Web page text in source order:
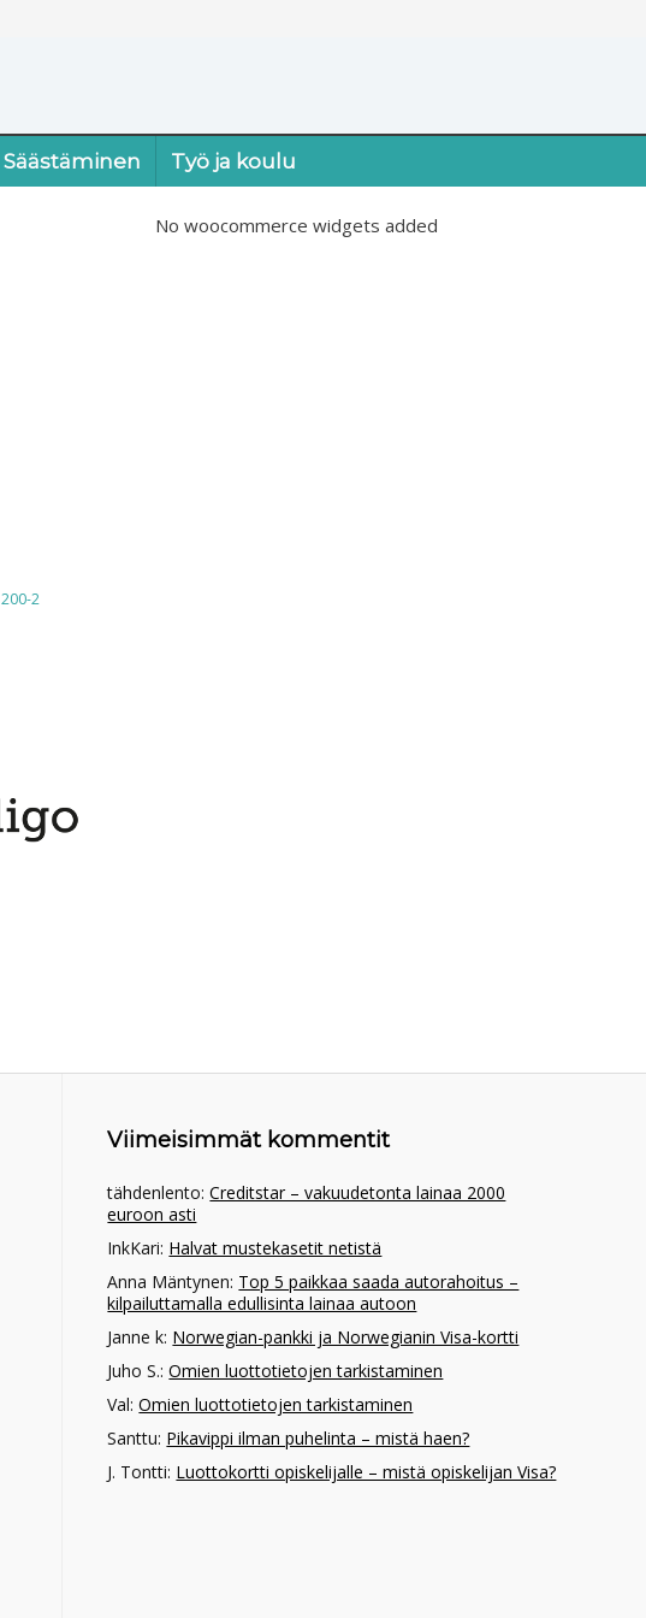
Säästäminen Työ ja koulu
200-2
No woocommerce widgets added
Viimeisimmät kommentit
tähdenlento:Creditstar – vakuudetonta lainaa 2000
euroon asti
InkKari: Halvat mustekasetit netistä
Anna Mäntynen: Top 5 paikkaa saada autorahoitus –
kilpailuttamalla edullisinta lainaa autoon
Janne k: Norwegian-pankki ja Norwegianin Visa-kortti
Juho S.:Omien luottotietojen tarkistaminen
Val:Omien luottotietojen tarkistaminen
Santtu: Pikavippi ilman puhelinta – mistä haen?
J. Tontti: Luottokortti opiskelijalle – mistä opiskelijan Visa?